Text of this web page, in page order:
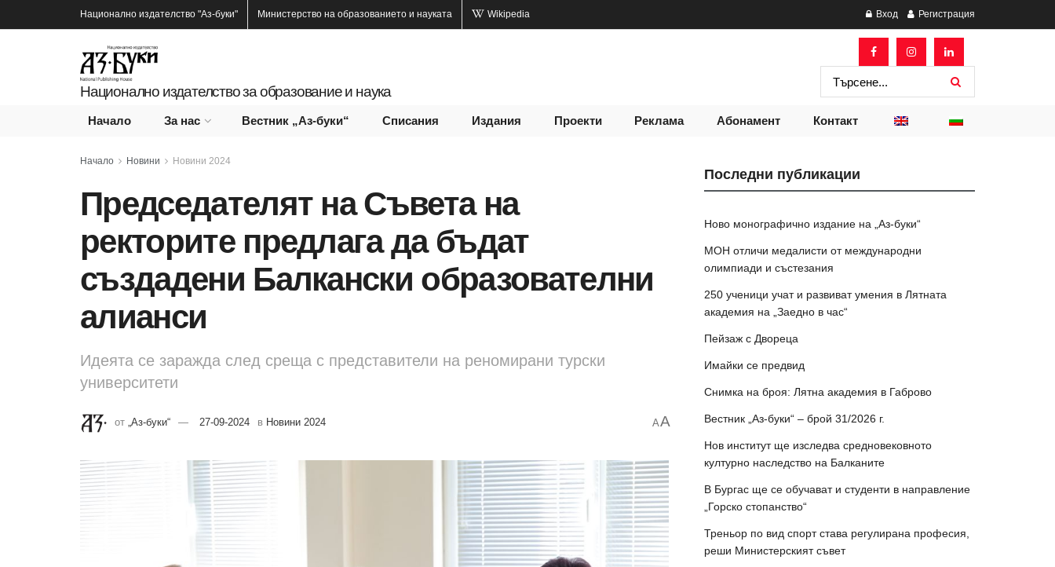
Национално издателство "Аз-буки" Министерство на образованието и науката Wikipedia Вход Регистрация
Национално издателство за образование и наука
Начало За нас Вестник „Аз-буки“ Списания Издания Проекти Реклама Абонамент Контакт
Начало Новини Новини 2024
Председателят на Съвета на
ректорите предлага да бъдат
създадени Балкански образователни
алианси
Идеята се заражда след среща с представители на реномирани турски
университети
от „Аз-буки“ 27-09-2024 в Новини 2024 AA
Последни публикации
Ново монографично издание на „Аз-буки“
МОН отличи медалисти от международни
олимпиади и състезания
250 ученици учат и развиват умения в Лятната
академия на „Заедно в час“
Пейзаж с Двореца
Имайки се предвид
Снимка на броя: Лятна академия в Габрово
Вестник „Аз-буки“ – брой 31/2026 г.
Нов институт ще изследва средновековното
културно наследство на Балканите
В Бургас ще се обучават и студенти в направление
„Горско стопанство“
Треньор по вид спорт става регулирана професия,
реши Министерският съвет